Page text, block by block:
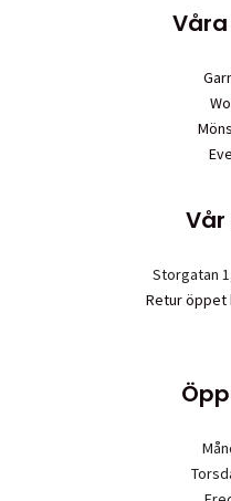
Storgatan
Retur